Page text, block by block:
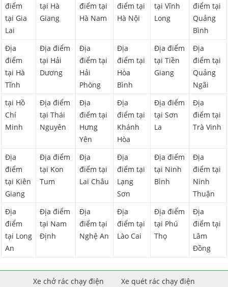
điểm
tại Gia
Lai
tại Hà
Giang
điểm tại
Hà Nam
điểm tại
Hà Nội
tại Vĩnh
Long
điểm tại
Quảng
Bình
Địa
điểm
tại Hà
Tĩnh
Địa điểm
tại Hải
Dương
Địa
điểm tại
Hải
Phòng
Địa
điểm tại
Hòa
Bình
Địa điểm
tại Tiền
Giang
Địa
điểm tại
Quảng
Ngãi
tại Hồ
Chí
Minh
Địa điểm
tại Thái
Nguyên
Địa
điểm tại
Hưng
Yên
Địa
điểm tại
Khánh
Hòa
Địa điểm
tại Sơn
La
Địa
điểm tại
Trà Vinh
Địa
điểm
tại Kiên
Giang
Địa điểm
tại Kon
Tum
Địa
điểm tại
Lai Châu
Địa
điểm tại
Lạng
Sơn
Địa điểm
tại Ninh
Bình
Địa
điểm tại
Ninh
Thuận
Địa
điểm
tại Long
An
Địa điểm
tại Nam
Định
Địa
điểm tại
Nghệ An
Địa
điểm tại
Lào Cai
Địa điểm
tại Phú
Thọ
Địa
điểm tại
Lâm
Đồng
Xe chở rác chạy điện
Xe quét rác chạy điện